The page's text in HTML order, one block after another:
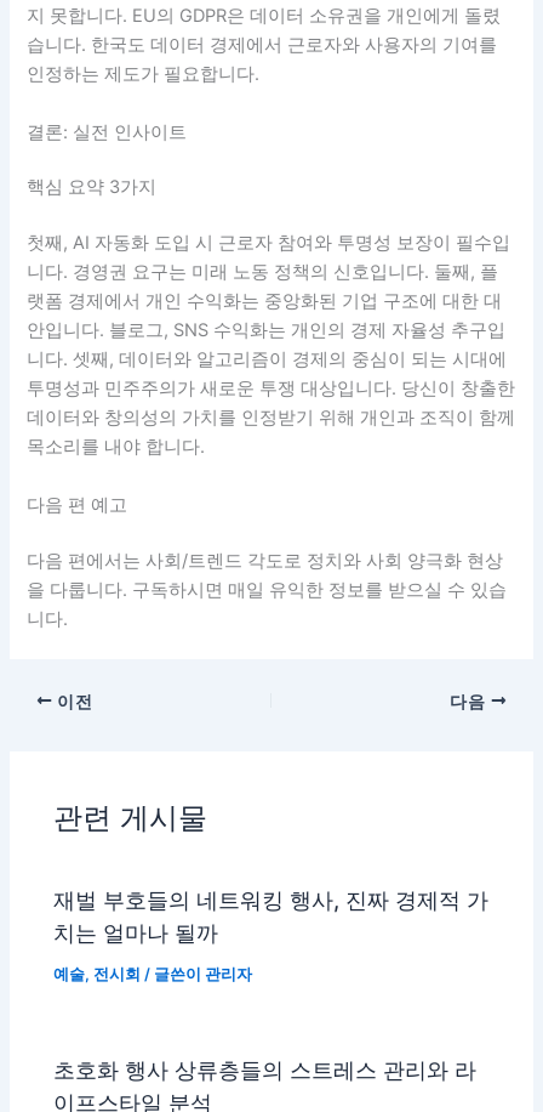
지 못합니다. EU의 GDPR은 데이터 소유권을 개인에게 돌렸
습니다. 한국도 데이터 경제에서 근로자와 사용자의 기여를
인정하는 제도가 필요합니다.
결론: 실전 인사이트
핵심 요약 3가지
첫째, AI 자동화 도입 시 근로자 참여와 투명성 보장이 필수입
니다. 경영권 요구는 미래 노동 정책의 신호입니다. 둘째, 플
랫폼 경제에서 개인 수익화는 중앙화된 기업 구조에 대한 대
안입니다. 블로그, SNS 수익화는 개인의 경제 자율성 추구입
니다. 셋째, 데이터와 알고리즘이 경제의 중심이 되는 시대에
투명성과 민주주의가 새로운 투쟁 대상입니다. 당신이 창출한
데이터와 창의성의 가치를 인정받기 위해 개인과 조직이 함께
목소리를 내야 합니다.
다음 편 예고
다음 편에서는 사회/트렌드 각도로 정치와 사회 양극화 현상
을 다룹니다. 구독하시면 매일 유익한 정보를 받으실 수 있습
니다.
이전 다음
관련 게시물
재벌 부호들의 네트워킹 행사, 진짜 경제적 가
치는 얼마나 될까
예술, 전시회 / 글쓴이관리자
초호화 행사 상류층들의 스트레스 관리와 라
이프스타일 분석